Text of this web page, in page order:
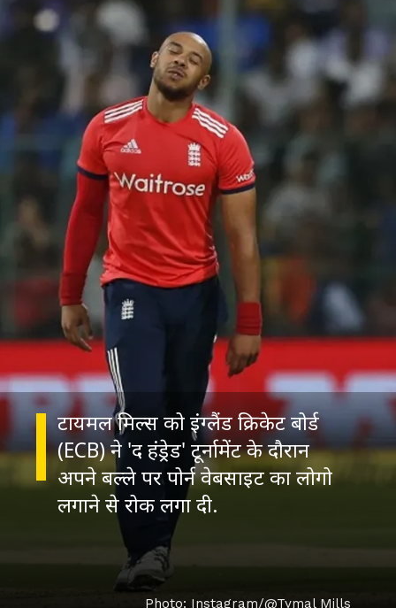
टायमल मिल्स को इंग्लैंड क्रिकेट बोर्ड
(ECB) ने 'द हंड्रेड' टूर्नामेंट के दौरान
अपने बल्ले पर पोर्न वेबसाइट का लोगो
लगाने से रोक लगा दी.
Photo: Instagram/@Tymal Mills